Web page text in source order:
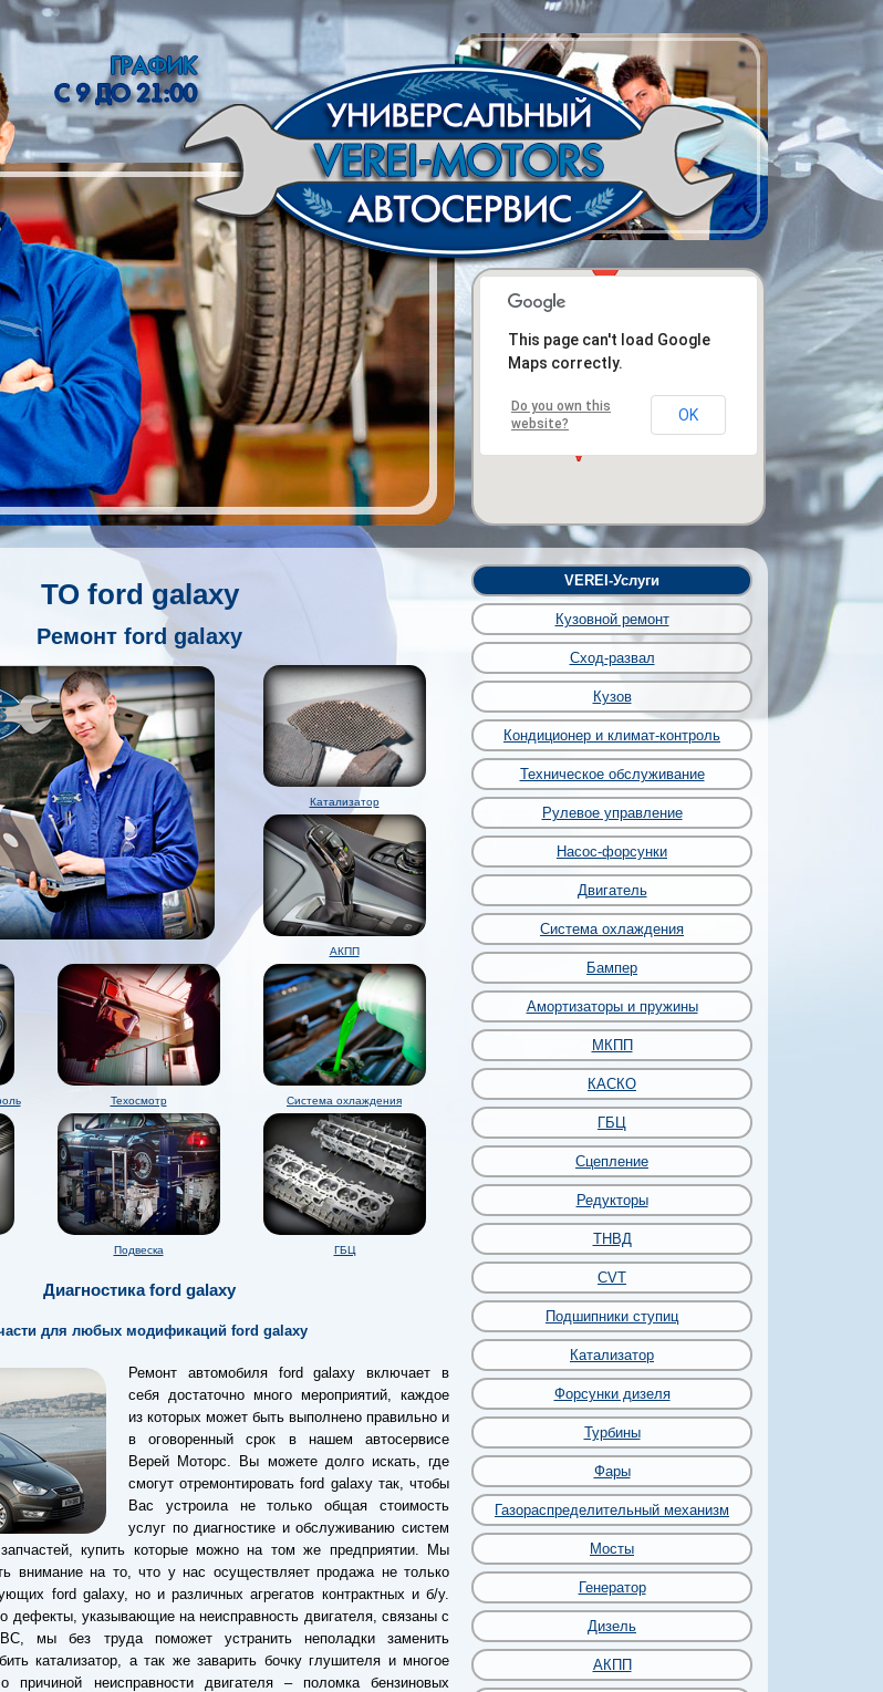
This page can't load Google
Maps correctly.
Do you own this
website?
OK
ТО ford galaxy
Ремонт ford galaxy
Катализатор
АКПП
Техосмотр Система охлаждения
Подвеска ГБЦ
Диагностика ford galaxy
для любых модификаций ford galaxy
Ремонт автомобиля ford galaxy включает в
себя достаточно много мероприятий, каждое
из которых может быть выполнено правильно и
в оговоренный срок в нашем автосервисе
Верей Моторс. Вы можете долго искать, где
смогут отремонтировать ford galaxy так, чтобы
Вас устроила не только общая стоимость
услуг по диагностике и обслуживанию систем
купить которые можно на том же предприятии. Мы
внимание на то, что у нас осуществляет продажа не только
ford galaxy, но и различных агрегатов контрактных и б/у.
дефекты, указывающие на неисправность двигателя, связаны с
мы без труда поможет устранить неполадки заменить
катализатор, а так же заварить бочку глушителя и многое
причиной неисправности двигателя – поломка бензиновых
VEREI-Услуги
Кузовной ремонт
Сход-развал
Кузов
Кондиционер и климат-контроль
Техническое обслуживание
Рулевое управление
Насос-форсунки
Двигатель
Система охлаждения
Бампер
Амортизаторы и пружины
МКПП
КАСКО
ГБЦ
Сцепление
Редукторы
ТНВД
CVT
Подшипники ступиц
Катализатор
Форсунки дизеля
Турбины
Фары
Газораспределительный механизм
Мосты
Генератор
Дизель
АКПП